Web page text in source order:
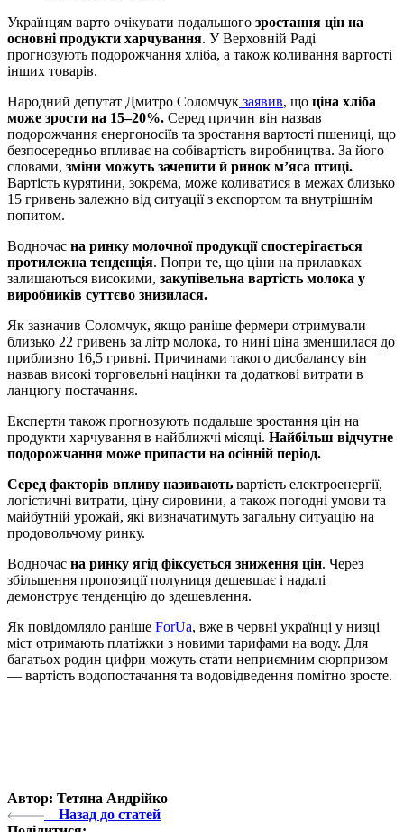
Українцям варто очікувати подальшого зростання цін на
основні продукти харчування. У Верховній Раді
прогнозують подорожчання хліба, а також коливання вартості
інших товарів.
Народний депутат Дмитро Соломчук заявив, що ціна хліба
може зрости на 15–20%. Серед причин він назвав
подорожчання енергоносіїв та зростання вартості пшениці, що
безпосередньо впливає на собівартість виробництва. За його
словами, зміни можуть зачепити й ринок м’яса птиці.
Вартість курятини, зокрема, може коливатися в межах близько
15 гривень залежно від ситуації з експортом та внутрішнім
попитом.
Водночас на ринку молочної продукції спостерігається
протилежна тенденція. Попри те, що ціни на прилавках
залишаються високими, закупівельна вартість молока у
виробників суттєво знизилася.
Як зазначив Соломчук, якщо раніше фермери отримували
близько 22 гривень за літр молока, то нині ціна зменшилася до
приблизно 16,5 гривні. Причинами такого дисбалансу він
назвав високі торговельні націнки та додаткові витрати в
ланцюгу постачання.
Експерти також прогнозують подальше зростання цін на
продукти харчування в найближчі місяці. Найбільш відчутне
подорожчання може припасти на осінній період.
Серед факторів впливу називають вартість електроенергії,
логістичні витрати, ціну сировини, а також погодні умови та
майбутній урожай, які визначатимуть загальну ситуацію на
продовольчому ринку.
Водночас на ринку ягід фіксується зниження цін. Через
збільшення пропозиції полуниця дешевшає і надалі
демонструє тенденцію до здешевлення.
Як повідомляло раніше ForUa, вже в червні українці у низці
міст отримають платіжки з новими тарифами на воду. Для
багатьох родин цифри можуть стати неприємним сюрпризом
— вартість водопостачання та водовідведення помітно зросте.
Автор: Тетяна Андрійко
Назад до статей